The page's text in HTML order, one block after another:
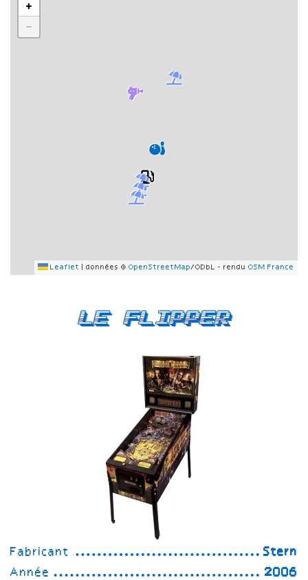
+
−
Leaflet données © OpenStreetMap/ODbL - rendu OSM France
Le Flipper
Fabricant
Stern
Année
2006